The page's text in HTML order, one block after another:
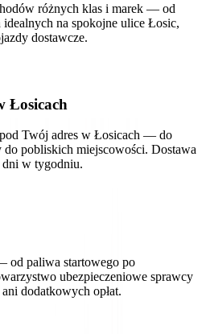
różnych klas i marek — od
na spokojne ulice Łosic,
dostawcze.
Łosicach
Twój adres w Łosicach — do
do pobliskich miejscowości. Dostawa
dni w tygodniu.
od paliwa startowego po
ubezpieczeniowe sprawcy
dodatkowych opłat.